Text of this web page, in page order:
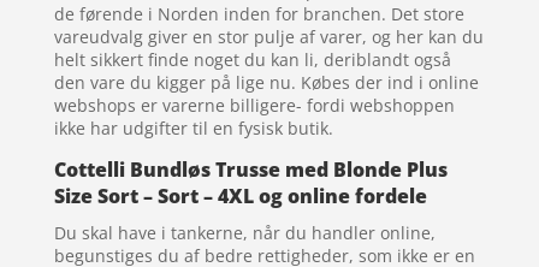
de førende i Norden inden for branchen. Det store
vareudvalg giver en stor pulje af varer, og her kan du
helt sikkert finde noget du kan li, deriblandt også
den vare du kigger på lige nu. Købes der ind i online
webshops er varerne billigere- fordi webshoppen
ikke har udgifter til en fysisk butik.
Cottelli Bundløs Trusse med Blonde Plus
Size Sort – Sort – 4XL og online fordele
Du skal have i tankerne, når du handler online,
begunstiges du af bedre rettigheder, som ikke er en